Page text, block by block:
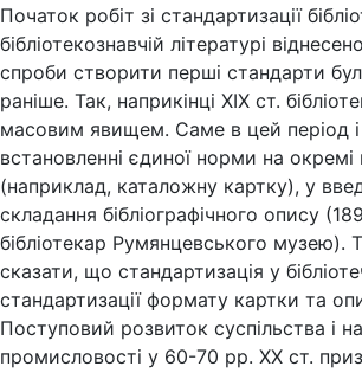
Початок робіт зі стандартизації
бібліотекознавчій літературі
спроби створити перші стандарти
раніше. Так, наприкінці XIX ст.
масовим явищем. Саме в цей період
встановленні єдиної норми на окремі
(наприклад, каталожну картку), у
складання бібліографічного опису
бібліотекар Румянцевського музею).
сказати, що стандартизація у
стандартизації формату картки та
Поступовий розвиток суспільства і
промисловості у 60-70 рр. XX ст.